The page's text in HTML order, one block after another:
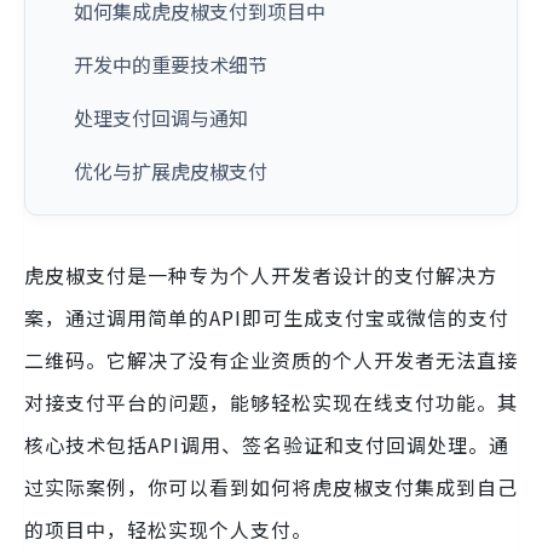
如何集成虎皮椒支付到项目中
开发中的重要技术细节
处理支付回调与通知
优化与扩展虎皮椒支付
虎皮椒支付是一种专为个人开发者设计的支付解决方
案，通过调用简单的API即可生成支付宝或微信的支付
二维码。它解决了没有企业资质的个人开发者无法直接
对接支付平台的问题，能够轻松实现在线支付功能。其
核心技术包括API调用、签名验证和支付回调处理。通
过实际案例，你可以看到如何将虎皮椒支付集成到自己
的项目中，轻松实现个人支付。